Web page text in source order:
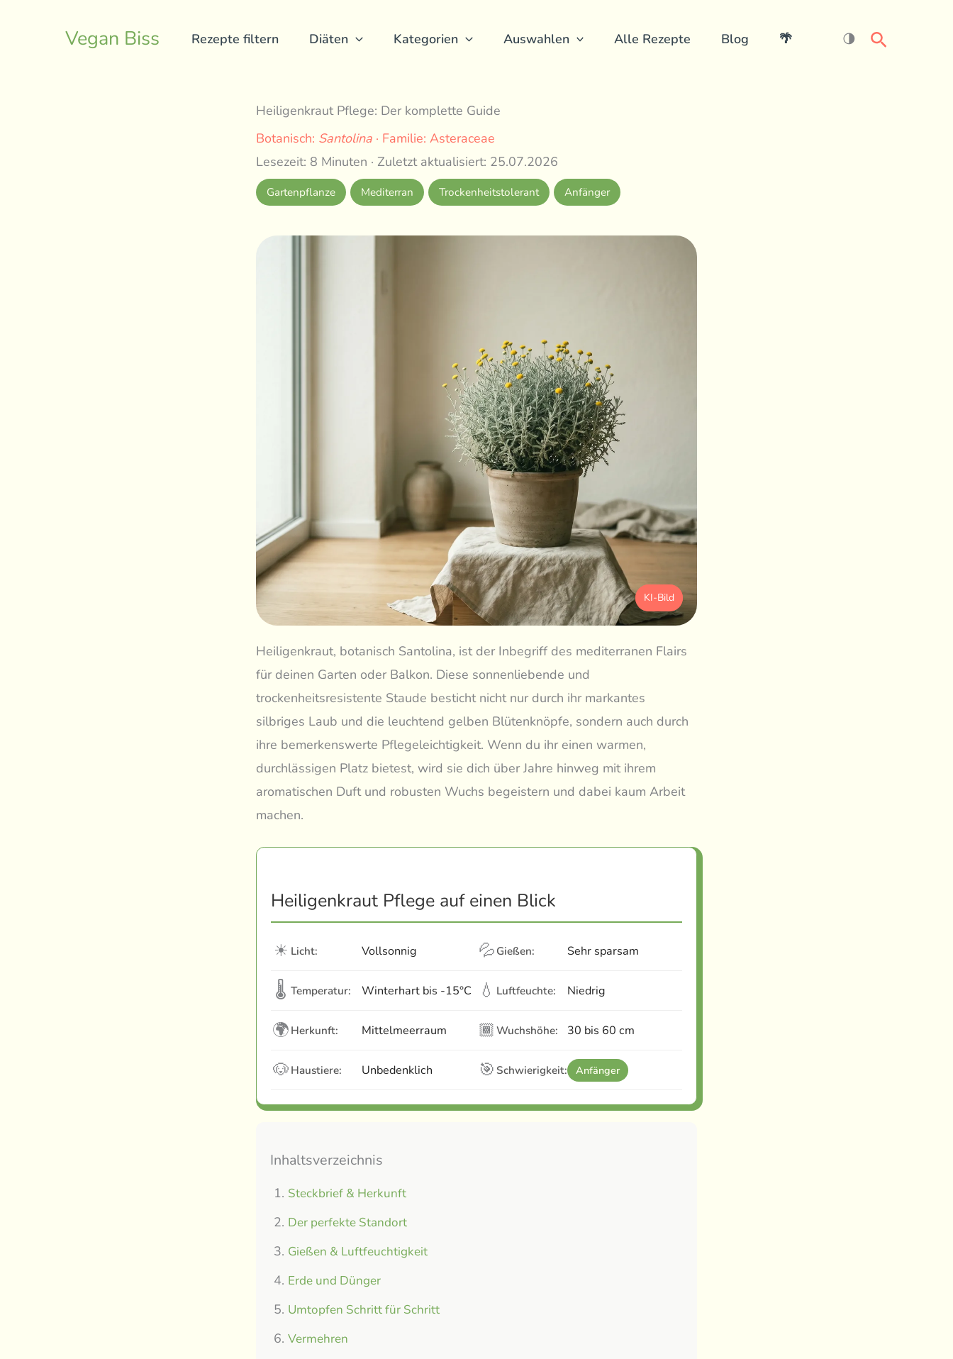
Vegan Biss Rezepte filtern Diäten Kategorien Auswahlen Alle Rezepte Blog 🌴 🌗 Search
Heiligenkraut Pflege: Der komplette Guide
Botanisch: Santolina · Familie: Asteraceae
Lesezeit: 8 Minuten · Zuletzt aktualisiert: 25.07.2026
Gartenpflanze Mediterran Trockenheitstolerant Anfänger
KI-Bild
Heiligenkraut, botanisch Santolina, ist der Inbegriff des mediterranen Flairs
für deinen Garten oder Balkon. Diese sonnenliebende und
trockenheitsresistente Staude besticht nicht nur durch ihr markantes
silbriges Laub und die leuchtend gelben Blütenknöpfe, sondern auch durch
ihre bemerkenswerte Pflegeleichtigkeit. Wenn du ihr einen warmen,
durchlässigen Platz bietest, wird sie dich über Jahre hinweg mit ihrem
aromatischen Duft und robusten Wuchs begeistern und dabei kaum Arbeit
machen.
Heiligenkraut Pflege auf einen Blick
☀ Licht: Vollsonnig 💦 Gießen: Sehr sparsam
🌡 Temperatur: Winterhart bis -15°C 💧 Luftfeuchte: Niedrig
🌍 Herkunft: Mittelmeerraum 🏾 Wuchshöhe: 30 bis 60 cm
🐶 Haustiere: Unbedenklich 🎯 Schwierigkeit: Anfänger
Inhaltsverzeichnis
Steckbrief & Herkunft
Der perfekte Standort
Gießen & Luftfeuchtigkeit
Erde und Dünger
Umtopfen Schritt für Schritt
Vermehren